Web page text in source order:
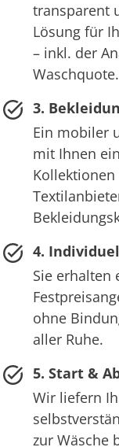
transparent
Lösung für
– inkl. der
Waschquote.
3.
Ein mobiler
mit Ihnen
4.
Sie erhalten
ohne
aller Ruhe.
5. Start &
Wir liefern
zur Wäsche